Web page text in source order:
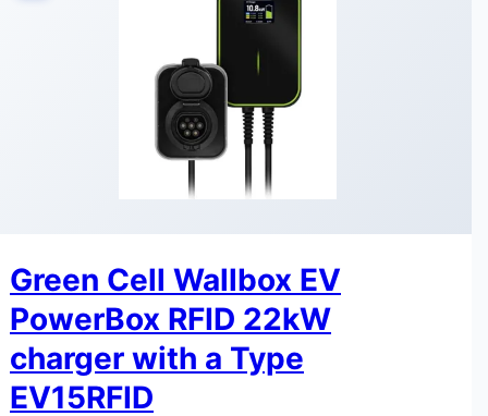
Green Cell Wallbox EV
PowerBox RFID 22kW
charger with a Type
EV15RFID